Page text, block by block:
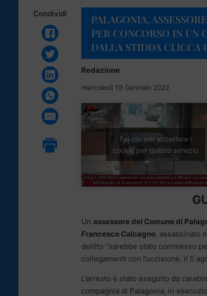
Condividi
PALAGONIA,
PER CONCORSO IN UN
DALLA STIDDA CLICCA
Redazione
mercoledì 19 Gennaio 2022
Fai clic per accettare i
cookie per questo servizio
Un assessore del Comune di
Francesco Calcagno, assassinato
delitto “sarebbe stato commesso
collegamenti con l’uccisione, il 5
L’arresto è stato eseguito da
compagnia di Palagonia, in